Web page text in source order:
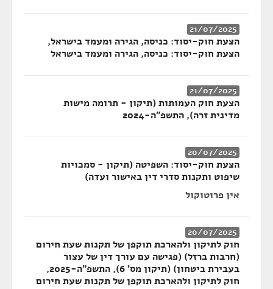
21/07/2025
הצעת חוק-יסוד: כניסה, הגירה ומעמד בישראל,
הצעת חוק-יסוד: כניסה, הגירה ומעמד בישראל
21/07/2025
הצעת חוק העמותות (תיקון - תרומה מישות
מדינית זרה), התשפ"ה-2024
20/07/2025
הצעת חוק-יסוד: השפיטה (תיקון - סמכויות
שיפוט ותקנות סדרי דין באישור ועדה)
אין פרוטוקול
20/07/2025
חוק לתיקון ולהארכת תוקפן של תקנות שעת חירום
(חרבות ברזל) (פגישה עם עורך דין של עצור
בעבירת ביטחון) (תיקון מס' 6), התשפ"ה-2025,
חוק לתיקון ולהארכת תוקפן של תקנות שעת חירום